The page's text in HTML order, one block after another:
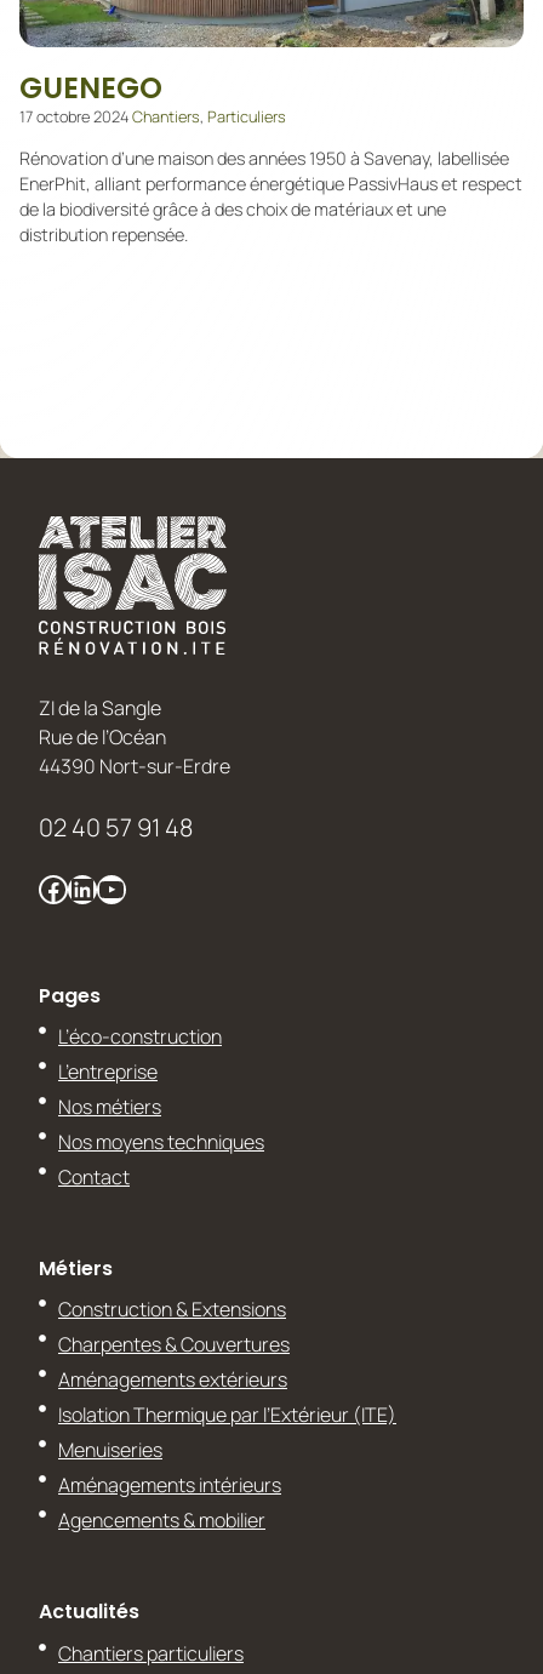
GUENEGO
17 octobre 2024Chantiers, Particuliers
Rénovation d’une maison des années 1950 à Savenay, labellisée
EnerPhit, alliant performance énergétique PassivHaus et respect
de la biodiversité grâce à des choix de matériaux et une
distribution repensée.
ZI de la Sangle
Rue de l’Océan
44390 Nort-sur-Erdre
02 40 57 91 48
Facebook
LinkedIn
YouTube
Pages
L’éco-construction
L’entreprise
Nos métiers
Nos moyens techniques
Contact
Métiers
Construction & Extensions
Charpentes & Couvertures
Aménagements extérieurs
Isolation Thermique par l’Extérieur (ITE)
Menuiseries
Aménagements intérieurs
Agencements & mobilier
Actualités
Chantiers particuliers